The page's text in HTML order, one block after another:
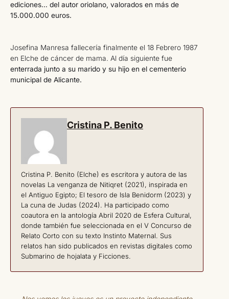
ediciones… del autor oriolano, valorados en más de
15.000.000 euros.
Josefina Manresa fallecería finalmente el 18 Febrero 1987
en Elche de cáncer de mama. Al día siguiente fue
enterrada junto a su marido y su hijo en el cementerio
municipal de Alicante.
Cristina P. Benito
Cristina P. Benito (Elche) es escritora y autora de las
novelas La venganza de Nitiqret (2021), inspirada en
el Antiguo Egipto; El tesoro de Isla Benidorm (2023) y
La cuna de Judas (2024). Ha participado como
coautora en la antología Abril 2020 de Esfera Cultural,
donde también fue seleccionada en el V Concurso de
Relato Corto con su texto Instinto Maternal. Sus
relatos han sido publicados en revistas digitales como
Submarino de hojalata y Ficciones.